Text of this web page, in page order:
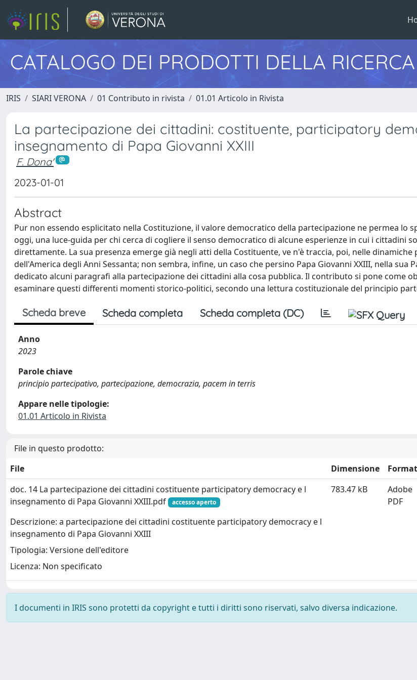
CATALOGO DEI PRODOTTI DELLA RICERCA
IRIS SIARI VERONA 01 Contributo in rivista 01.01 Articolo in Rivista
La partecipazione dei cittadini: costituente, participatory
insegnamento di Papa Giovanni XXIII
F. Dona'
2023-01-01
Abstract
Pur non essendo esplicitato nella Costituzione, il valore democratico della partecipazione ne permea lo
oggi, una luce-guida per chi cerca di cogliere il senso democratico di alcune esperienze in cui i cittadini
direttamente. La sua presenza emerge già negli atti della Costituente, ve n'è traccia, poi, nelle dinamiche
dell'America degli Anni Sessanta; non sembra, infine, un caso che persino Papa Giovanni XXIII, nella sua
dedicato alcuni paragrafi alla partecipazione dei cittadini alla cosa pubblica. Il contributo si pone come
esaminare questi differenti momenti storico-politici, secondo una lettura costituzionale del principio
Scheda breve Scheda completa Scheda completa (DC)
Anno
2023
Parole chiave
principio partecipativo, partecipazione, democrazia, pacem in terris
Appare nelle tipologie:
01.01 Articolo in Rivista
File in questo prodotto:
File
Dimensione
doc. 14 La partecipazione dei cittadini costituente participatory democracy e l
insegnamento di Papa Giovanni XXIII.pdf
accesso aperto
Descrizione: a partecipazione dei cittadini costituente participatory democracy e l
insegnamento di Papa Giovanni XXIII
Tipologia: Versione dell'editore
Licenza: Non specificato
783.47 kB
Adobe
PDF
I documenti in IRIS sono protetti da copyright e tutti i diritti sono riservati, salvo diversa indicazione.